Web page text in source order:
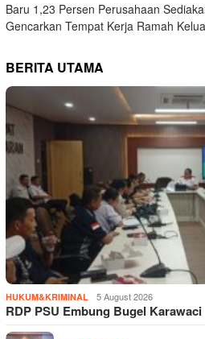
Baru 1,23 Persen Perusahaan
Gencarkan Tempat Kerja Ramah
BERITA UTAMA
HUKUM&KRIMINAL 5 August 2026
RDP PSU Embung Bugel